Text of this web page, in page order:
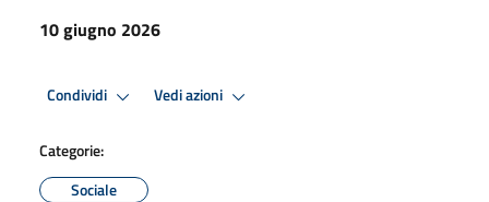
10 giugno 2026
Condividi Vedi azioni
Categorie:
Sociale